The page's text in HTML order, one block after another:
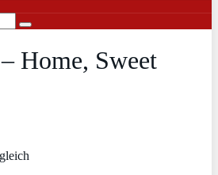
Home, Sweet